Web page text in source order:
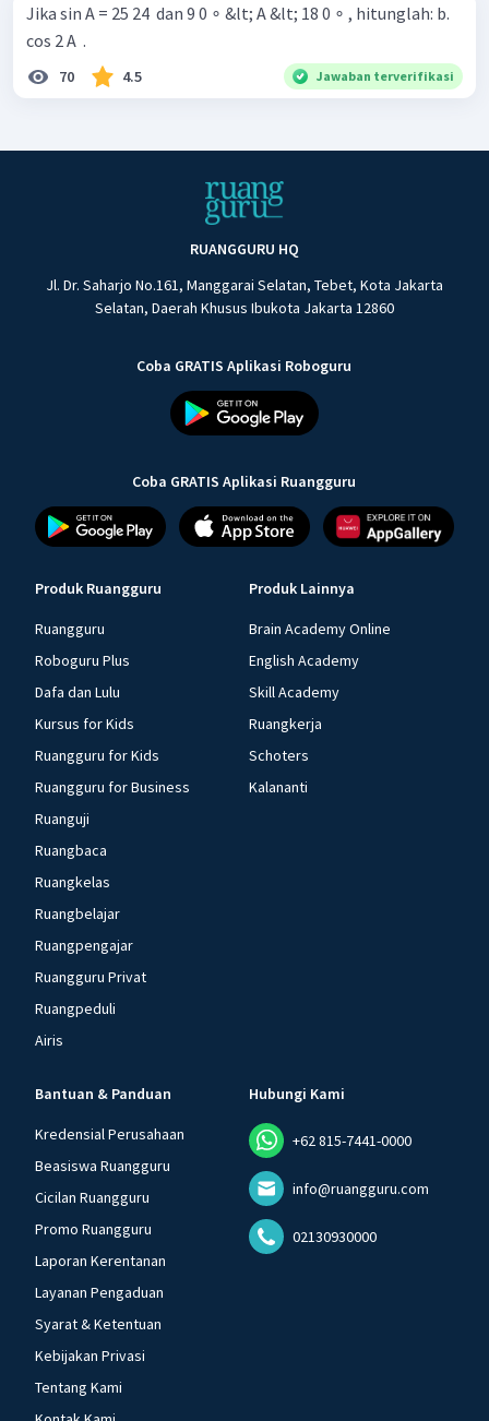
Jika sin A = 25 24 ​ dan 9 0 ∘ &lt; A &lt; 18 0 ∘ , hitunglah: b.
cos 2 A ​ .
70 4.5 Jawaban terverifikasi
RUANGGURU HQ
Jl. Dr. Saharjo No.161, Manggarai Selatan, Tebet, Kota Jakarta
Selatan, Daerah Khusus Ibukota Jakarta 12860
Coba GRATIS Aplikasi Roboguru
Coba GRATIS Aplikasi Ruangguru
Produk Ruangguru
Ruangguru
Roboguru Plus
Dafa dan Lulu
Kursus for Kids
Ruangguru for Kids
Ruangguru for Business
Ruanguji
Ruangbaca
Ruangkelas
Ruangbelajar
Ruangpengajar
Ruangguru Privat
Ruangpeduli
Airis
Produk Lainnya
Brain Academy Online
English Academy
Skill Academy
Ruangkerja
Schoters
Kalananti
Bantuan & Panduan
Kredensial Perusahaan
Beasiswa Ruangguru
Cicilan Ruangguru
Promo Ruangguru
Laporan Kerentanan
Layanan Pengaduan
Syarat & Ketentuan
Kebijakan Privasi
Tentang Kami
Hubungi Kami
+62 815-7441-0000
info@ruangguru.com
02130930000